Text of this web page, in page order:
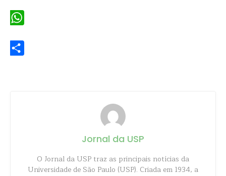
Jornal da USP
O Jornal da USP traz as principais notícias da
Universidade de São Paulo (USP). Criada em 1934, a